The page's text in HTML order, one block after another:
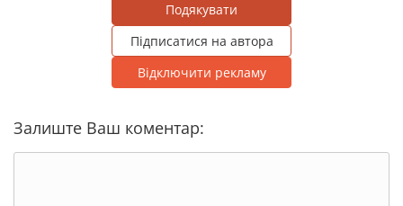
Подякувати
Підписатися на автора
Відключити рекламу
Залиште Ваш коментар: